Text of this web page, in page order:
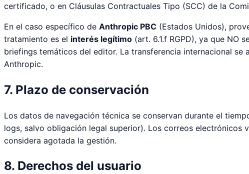
certificado, o en Cláusulas Contractuales Tipo (SCC) de la
En el caso específico de Anthropic PBC (Estados Unidos),
tratamiento es el interés legítimo (art. 6.1.f RGPD), ya que
briefings temáticos del editor. La transferencia internacional se
Anthropic.
7. Plazo de conservación
Los datos de navegación técnica se conservan durante el
logs, salvo obligación legal superior). Los correos electrónicos
considera agotada la gestión.
8. Derechos del usuario